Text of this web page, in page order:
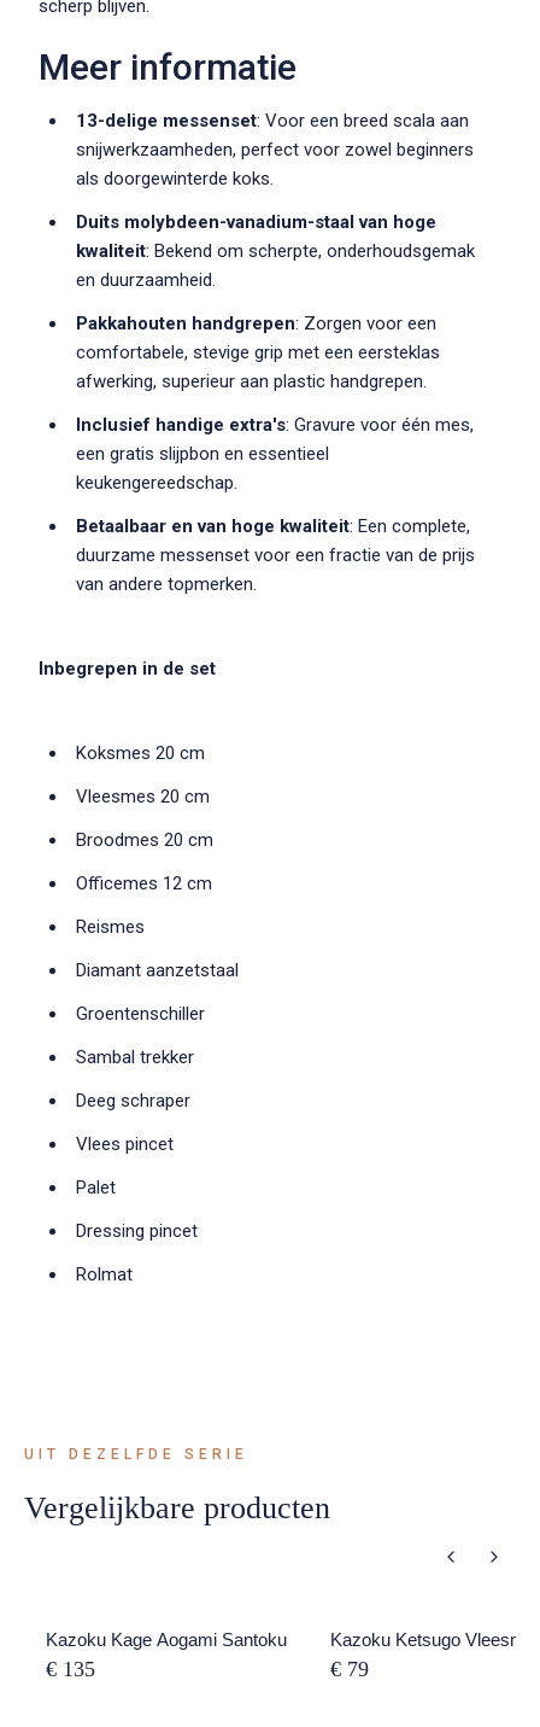
scherp blijven.
Meer informatie
13-delige messenset: Voor een breed scala aan
snijwerkzaamheden, perfect voor zowel beginners
als doorgewinterde koks.
Duits molybdeen-vanadium-staal van hoge
kwaliteit: Bekend om scherpte, onderhoudsgemak
en duurzaamheid.
Pakkahouten handgrepen: Zorgen voor een
comfortabele, stevige grip met een eersteklas
afwerking, superieur aan plastic handgrepen.
Inclusief handige extra's: Gravure voor één mes,
een gratis slijpbon en essentieel
keukengereedschap.
Betaalbaar en van hoge kwaliteit: Een complete,
duurzame messenset voor een fractie van de prijs
van andere topmerken.
Inbegrepen in de set
Koksmes 20 cm
Vleesmes 20 cm
Broodmes 20 cm
Officemes 12 cm
Reismes
Diamant aanzetstaal
Groentenschiller
Sambal trekker
Deeg schraper
Vlees pincet
Palet
Dressing pincet
Rolmat
UIT DEZELFDE SERIE
Vergelijkbare producten
Kazoku Kage Aogami Santoku
€ 135
Kazoku Ketsugo
€ 79